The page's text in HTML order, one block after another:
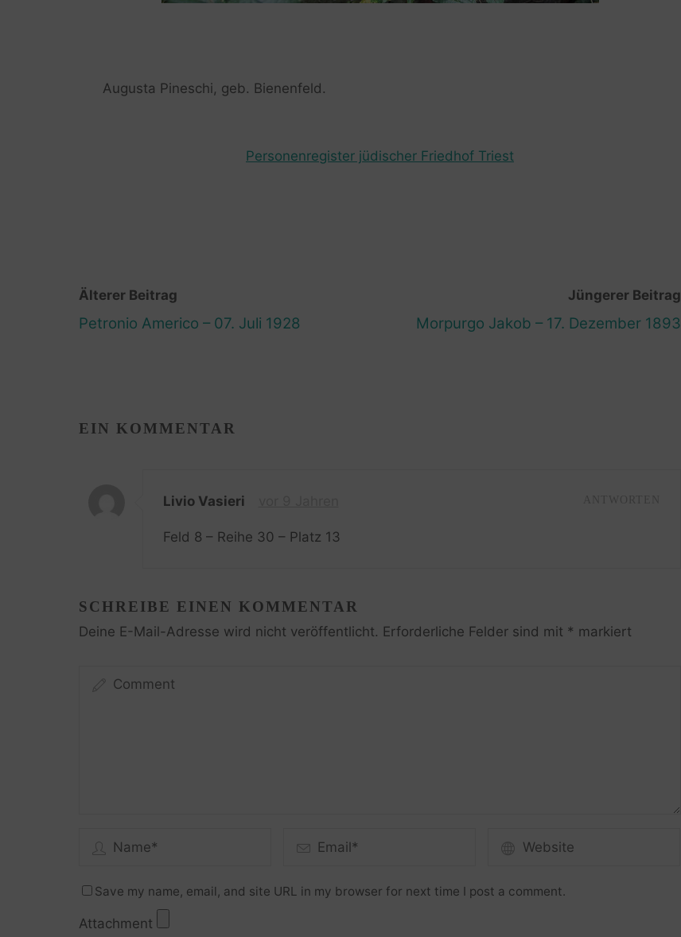
Augusta Pineschi, geb. Bienenfeld.
Personenregister jüdischer Friedhof Triest
Älterer Beitrag
Petronio Americo – 07. Juli 1928
Jüngerer Beitrag
Morpurgo Jakob – 17. Dezember 1893
EIN KOMMENTAR
Livio Vasieri
Feld 8 – Reihe 30 – Platz 13
SCHREIBE EINEN KOMMENTAR
Deine E-Mail-Adresse wird nicht veröffentlicht. Erforderliche Felder sind mit * markiert
Save my name, email, and site URL in my browser for next time I post a comment.
Attachment